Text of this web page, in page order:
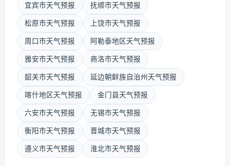
宜宾市天气预报 抚顺市天气预报
松原市天气预报 上饶市天气预报
周口市天气预报 阿勒泰地区天气预报
雅安市天气预报 商洛市天气预报
韶关市天气预报 延边朝鲜族自治州天气预报
喀什地区天气预报 金门县天气预报
六安市天气预报 无锡市天气预报
衡阳市天气预报 晋城市天气预报
遵义市天气预报 淮北市天气预报